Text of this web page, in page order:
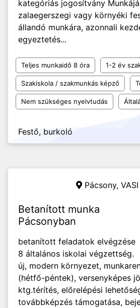
kategóriás jogosítvány
zalaegerszegi vagy környéki
állandó munkára, azonnali
egyeztetés...
Teljes munkaidő 8 óra 1-2 év
Szakiskola / szakmunkás képző
Nem szükséges nyelvtudás
Festő, burkoló
Pácsony,
Betanított munka
Pácsonyban
betanított feladatok elvégzése
8 általános iskolai végzettség.
új, modern környezet,
(hétfő-péntek), versenyképes
ktg.térítés, előrelépési
továbbképzés támogatása,